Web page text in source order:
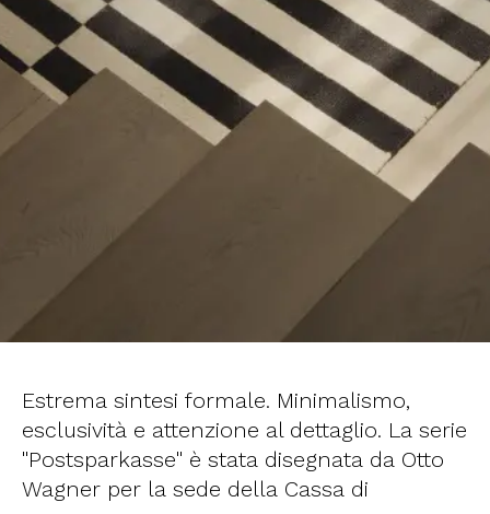
Estrema sintesi formale. Minimalismo,
esclusività e attenzione al dettaglio. La serie
"Postsparkasse" è stata disegnata da Otto
Wagner per la sede della Cassa di